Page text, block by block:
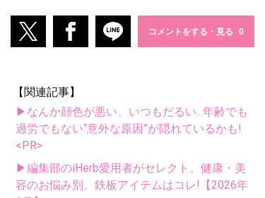
コメントをする・見る
【関連記事】
▶なんか顔色が悪い、いつもだるい...年齢でも
過労でもない“意外な原因”が隠れているかも!
<PR>
▶編集部のiHerb愛用者がセレクト。健康・美
容のお悩み別、鉄板アイテムはコレ!【2026年